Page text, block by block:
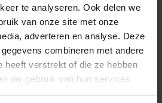
te analyseren. Ook delen we
van onze site met onze
adverteren en analyse. Deze
combineren met andere
heeft verstrekt of die ze hebben
uw gebruik van hun services.
Vergelijken
Stekker 12-polig male DT-C